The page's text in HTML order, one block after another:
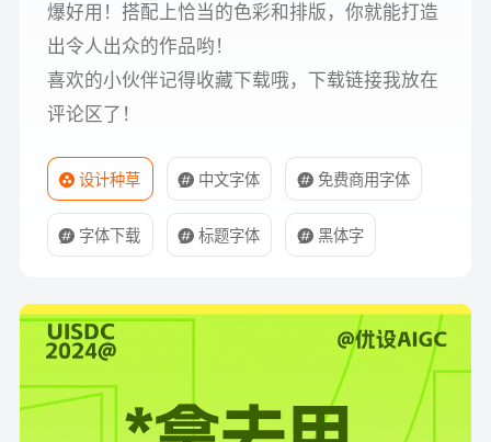
爆好用！搭配上恰当的色彩和排版，你就能打造
出令人出众的作品哟！
喜欢的小伙伴记得收藏下载哦，下载链接我放在
评论区了！
设计种草 中文字体 免费商用字体
字体下载 标题字体 黑体字